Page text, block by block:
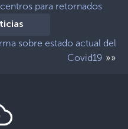
para retornados
sobre estado actual del
Covid19 »»